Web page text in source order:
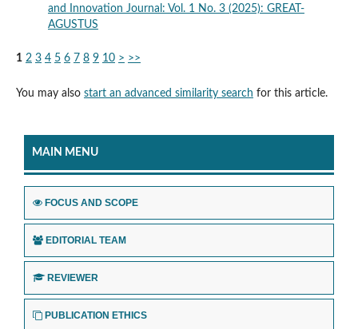
and Innovation Journal: Vol. 1 No. 3 (2025): GREAT-
AGUSTUS
1 2 3 4 5 6 7 8 9 10 > >>
You may also start an advanced similarity search for this article.
MAIN MENU
FOCUS AND SCOPE
EDITORIAL TEAM
REVIEWER
PUBLICATION ETHICS